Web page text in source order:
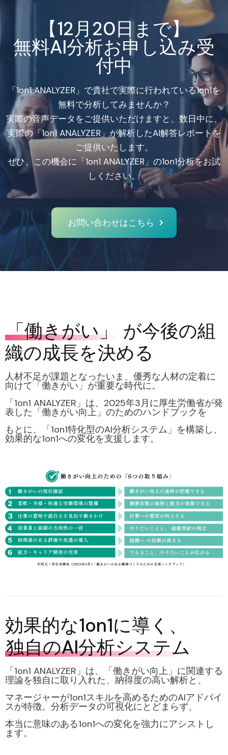
【12月20日まで】
無料AI分析お申し込み受
付中
「1on1 ANALYZER」で貴社で実際に行われている1on1を
無料で分析してみませんか？
実際の音声データをご提供いただけますと、数日中に、
実際の「1on1 ANALYZER」が解析したAI解答レポートを
ご提供いたします。
ぜひ、この機会に「1on1 ANALYZER」の1on1分析をお試
しください。
お問い合わせはこちら
「働きがい」
が今後の組
織の成長を決める
人材不足が課題となったいま、優秀な人材の定着に
向けて「働きがい」が重要な時代に。
「1on1 ANALYZER」は、2025年3月に厚生労働省が発
表した「働きがい向上」のためのハンドブックを
もとに、「1on1特化型のAI分析システム」を構築し、
効果的な1on1への変化を支援します。
効果的な1on1に導く、
独自のAI分析システム
「1on1 ANALYZER」は、「働きがい向上」に関連する
理論を独自に取り入れた、 納得度の高い解析と、
マネージャーが1on1スキルを高めるためのAIアドバイ
スが特徴。分析データの可視化にとどまらず、
本当に意味のある1on1への変化を強力にアシストし
ます。